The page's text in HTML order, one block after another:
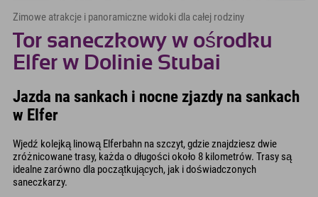
Zimowe atrakcje i panoramiczne widoki dla całej rodziny
Tor saneczkowy w ośrodku
Elfer w Dolinie Stubai
Jazda na sankach i nocne zjazdy na sankach
w Elfer
Wjedź kolejką linową Elferbahn na szczyt, gdzie znajdziesz dwie
zróżnicowane trasy, każda o długości około 8 kilometrów. Trasy są
idealne zarówno dla początkujących, jak i doświadczonych
saneczkarzy.